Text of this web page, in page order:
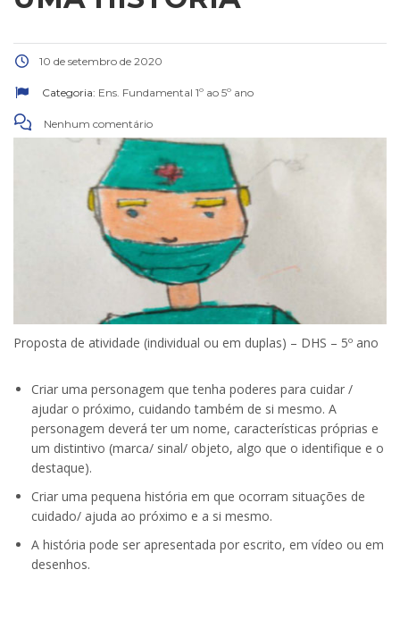
10 de setembro de 2020
Categoria: Ens. Fundamental 1º ao 5º ano
Nenhum comentário
Proposta de atividade (individual ou em duplas) – DHS – 5º ano
Criar uma personagem que tenha poderes para cuidar /
ajudar o próximo, cuidando também de si mesmo. A
personagem deverá ter um nome, características próprias e
um distintivo (marca/ sinal/ objeto, algo que o identifique e o
destaque).
Criar uma pequena história em que ocorram situações de
cuidado/ ajuda ao próximo e a si mesmo.
A história pode ser apresentada por escrito, em vídeo ou em
desenhos.